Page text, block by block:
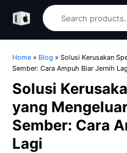
content
Home » Blog » Solusi Kerusakan
Sember: Cara Ampuh Biar Jernih
Solusi
yang
Sember: Cara
Lagi